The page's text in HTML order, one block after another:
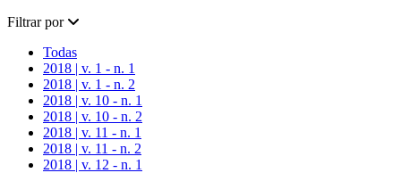
Filtrar por
Todas
2018 | v. 1 - n. 1
2018 | v. 1 - n. 2
2018 | v. 10 - n. 1
2018 | v. 10 - n. 2
2018 | v. 11 - n. 1
2018 | v. 11 - n. 2
2018 | v. 12 - n. 1